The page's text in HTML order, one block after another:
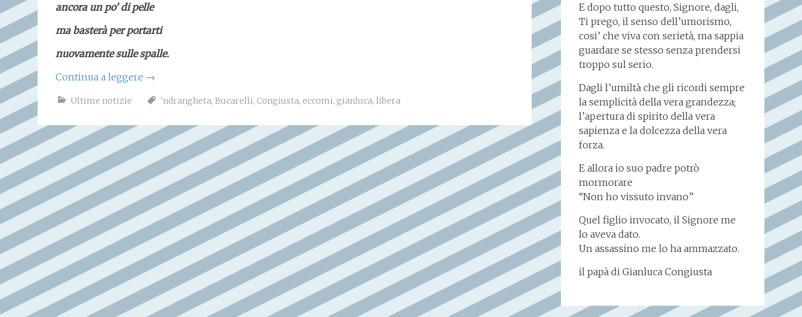
ancora un po’ di pelle
ma basterà per portarti
nuovamente sulle spalle.
Continua a leggere →
Ultime notizie 'ndrangheta, Bucarelli, Congiusta, eccomi, gianluca, libera
E dopo tutto questo, Signore, dagli,
Ti prego, il senso dell’umorismo,
cosi’ che viva con serietà, ma sappia
guardare se stesso senza prendersi
troppo sul serio.
Dagli l’umiltà che gli ricordi sempre
la semplicità della vera grandezza;
l’apertura di spirito della vera
sapienza e la dolcezza della vera
forza.
E allora io suo padre potrò
mormorare
“Non ho vissuto invano”
Quel figlio invocato, il Signore me
lo aveva dato.
Un assassino me lo ha ammazzato.
il papà di Gianluca Congiusta